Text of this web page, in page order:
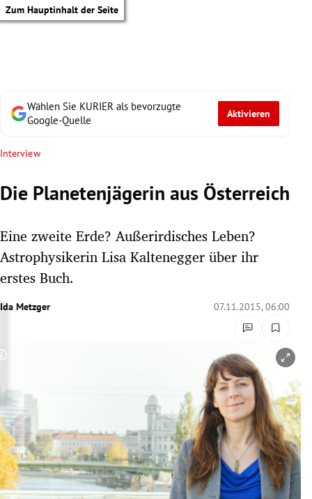
Zum Hauptinhalt der Seite
Untermenü
Untermenü
Untermenü
Untermenü
Untermenü
Wählen Sie KURIER als bevorzugte
Google-Quelle
Aktivieren
Interview
Die Planetenjägerin aus Österreich
Eine zweite Erde? Außerirdisches Leben?
Astrophysikerin Lisa Kaltenegger über ihr
erstes Buch.
Ida Metzger 07.11.2015, 06:00
Copyright-Hinweis öffnen/schließen